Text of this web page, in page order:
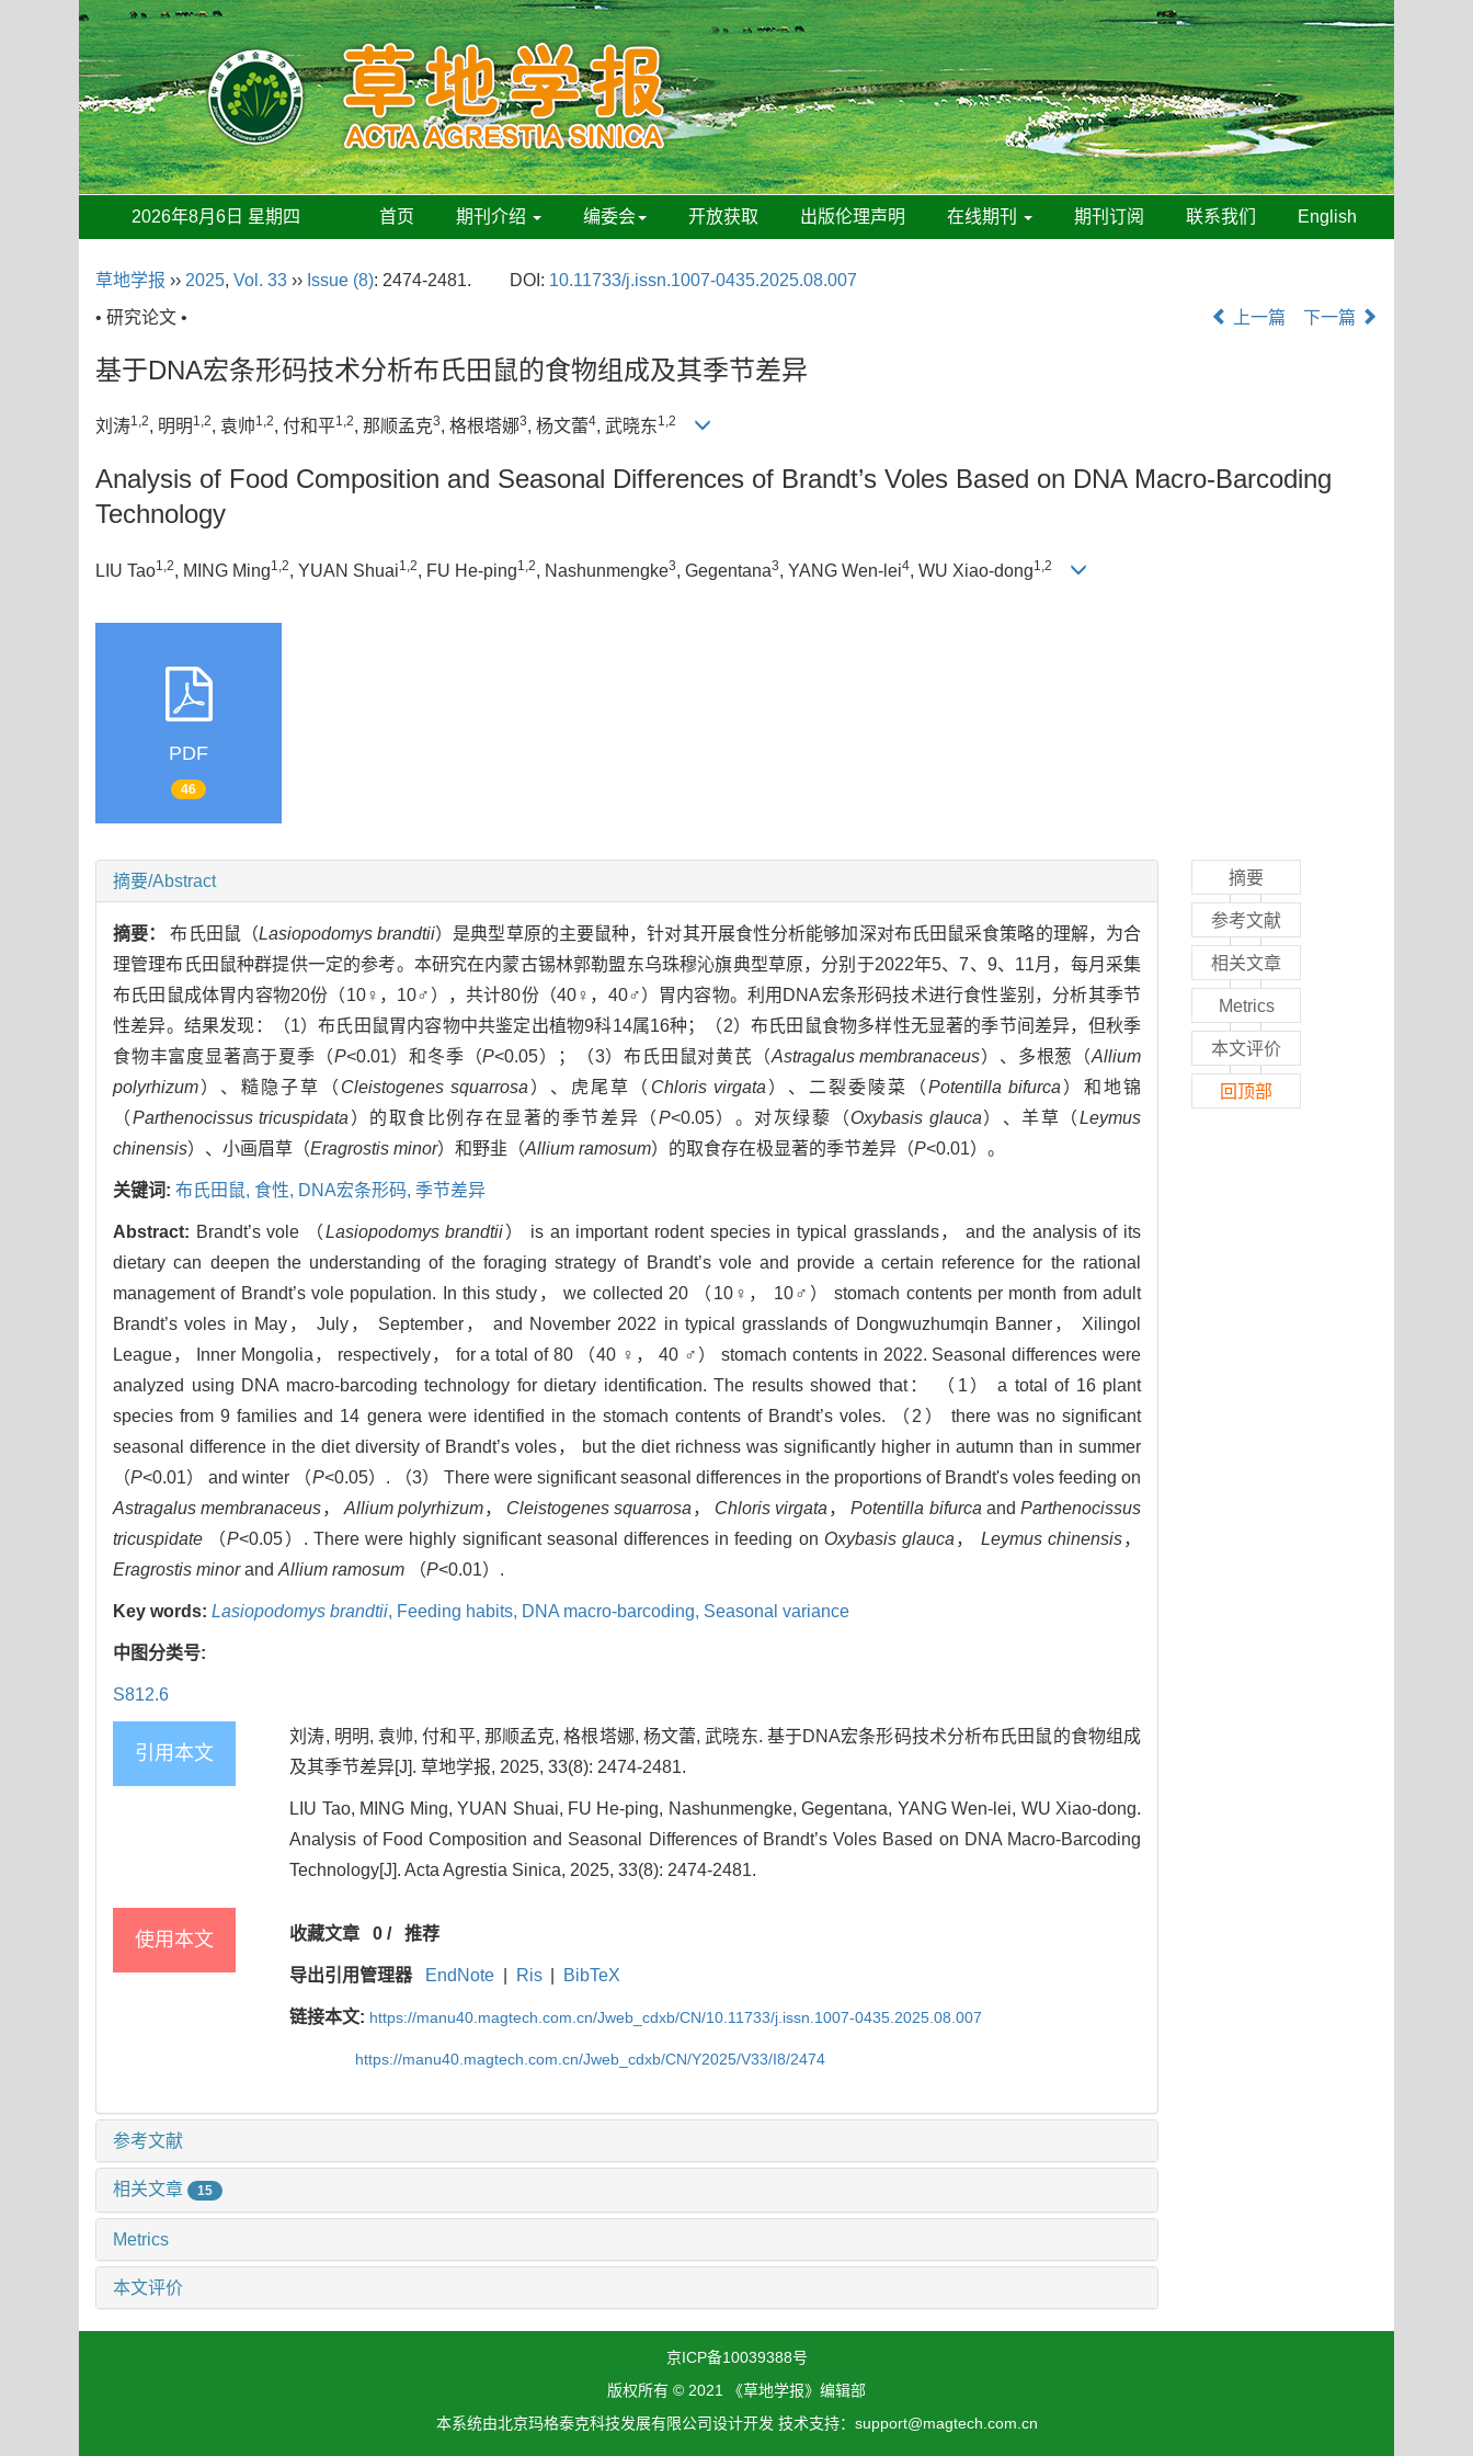
2026年8月6日 星期四 首页 期刊介绍 编委会 开放获取 出版伦理声明 在线期刊 期刊订阅 联系我们 English
草地学报 ›› 2025, Vol. 33 ›› Issue (8): 2474-2481. DOI: 10.11733/j.issn.1007-0435.2025.08.007
• 研究论文 •
上一篇 下一篇
基于DNA宏条形码技术分析布氏田鼠的食物组成及其季节差异
刘涛1,2, 明明 1,2, 袁帅1,2, 付和平1,2, 那顺孟克3, 格根塔娜3, 杨文蕾4, 武晓东1,2
Analysis of Food Composition and Seasonal Differences of Brandt’s Voles Based on DNA Macro-Barcoding
Technology
LIU Tao1,2, MING Ming1,2, YUAN Shuai1,2, FU He-ping1,2, Nashunmengke3, Gegentana3, YANG Wen-lei4, WU Xiao-dong1,2
PDF
46
摘要/Abstract
摘要：布氏田鼠（Lasiopodomys brandtii）是典型草原的主要鼠种，针对其开展食性分析能够加深对布氏田鼠采食策略的理解，为合
理管理布氏田鼠种群提供一定的参考。本研究在内蒙古锡林郭勒盟东乌珠穆沁旗典型草原，分别于2022年5、7、9、11月，每月采集
布氏田鼠成体胃内容物20份（10♀，10♂），共计80份（40♀，40♂）胃内容物。利用DNA宏条形码技术进行食性鉴别，分析其季节
性差异。结果发现：（1）布氏田鼠胃内容物中共鉴定出植物9科14属16种；（2）布氏田鼠食物多样性无显著的季节间差异，但秋季
食物丰富度显著高于夏季（P<0.01）和冬季（P<0.05）；（3）布氏田鼠对黄芪（Astragalus membranaceus）、多根葱（Allium
polyrhizum）、糙隐子草（ Cleistogenes squarrosa ）、虎尾草（ Chloris virgata ）、二裂委陵菜（Potentilla bifurca ）和地锦
（Parthenocissus tricuspidata ）的取食比例存在显著的季节差异（P<0.05）。对灰绿藜（Oxybasis glauca）、羊草（Leymus
chinensis）、小画眉草（Eragrostis minor）和野韭（Allium ramosum）的取食存在极显著的季节差异（P<0.01）。
关键词: 布氏田鼠, 食性, DNA宏条形码, 季节差异
Abstract: Brandt’s vole （Lasiopodomys brandtii） is an important rodent species in typical grasslands， and the analysis of its
dietary can deepen the understanding of the foraging strategy of Brandt’s vole and provide a certain reference for the rational
management of Brandt’s vole population. In this study， we collected 20 （10♀， 10♂） stomach contents per month from adult
Brandt’s voles in May， July， September， and November 2022 in typical grasslands of Dongwuzhumqin Banner， Xilingol
League， Inner Mongolia， respectively， for a total of 80 （40 ♀， 40 ♂） stomach contents in 2022. Seasonal differences were
analyzed using DNA macro-barcoding technology for dietary identification. The results showed that： （1） a total of 16 plant
species from 9 families and 14 genera were identified in the stomach contents of Brandt’s voles. （2） there was no significant
seasonal difference in the diet diversity of Brandt’s voles， but the diet richness was significantly higher in autumn than in summer
（P<0.01） and winter （P<0.05）. （3） There were significant seasonal differences in the proportions of Brandt's voles feeding on
Astragalus membranaceus，Allium polyrhizum， Cleistogenes squarrosa ， Chloris virgata ，Potentilla bifurca andParthenocissus
tricuspidate
（P<0.05）. There were highly significant seasonal differences in feeding on Oxybasis glauca ， Leymus chinensis，
Eragrostis minorand Allium ramosum （P<0.01）.
Key words: Lasiopodomys brandtii, Feeding habits, DNA macro-barcoding, Seasonal variance
中图分类号:
S812.6
引用本文
刘涛, 明明, 袁帅, 付和平, 那顺孟克, 格根塔娜, 杨文蕾, 武晓东. 基于DNA宏条形码技术分析布氏田鼠的食物组成
及其季节差异[J]. 草地学报, 2025, 33(8): 2474-2481.
LIU Tao, MING Ming, YUAN Shuai, FU He-ping, Nashunmengke, Gegentana, YANG Wen-lei, WU Xiao-dong.
Analysis of Food Composition and Seasonal Differences of Brandt’s Voles Based on DNA Macro-Barcoding
Technology[J]. Acta Agrestia Sinica, 2025, 33(8): 2474-2481.
使用本文 收藏文章 0 /推荐
导出引用管理器 EndNote Ris BibTeX
链接本文: https://manu40.magtech.com.cn/Jweb_cdxb/CN/10.11733/j.issn.1007-0435.2025.08.007
https://manu40.magtech.com.cn/Jweb_cdxb/CN/Y2025/V33/I8/2474
参考文献
相关文章 15
Metrics
本文评价
摘要
参考文献
相关文章
Metrics
本文评价
回顶部
京ICP备10039388号
版权所有 © 2021 《草地学报》编辑部
本系统由北京玛格泰克科技发展有限公司设计开发 技术支持：support@magtech.com.cn